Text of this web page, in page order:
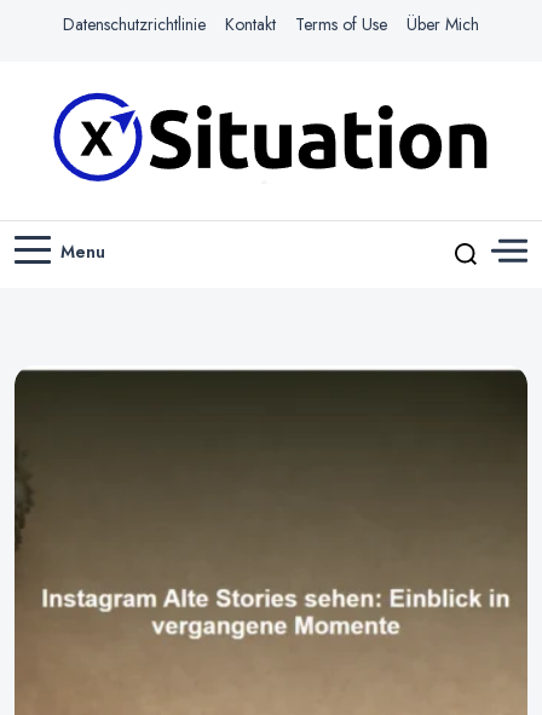
Datenschutzrichtlinie Kontakt Terms of Use Über Mich
X-SITUATION
Menu